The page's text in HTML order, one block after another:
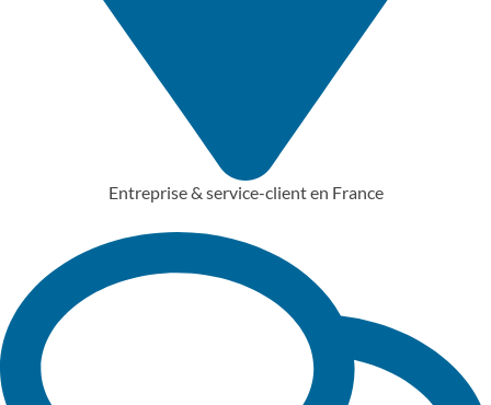
Entreprise & service-client en France